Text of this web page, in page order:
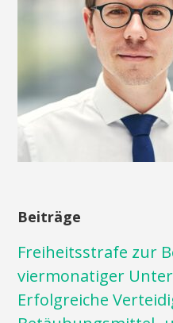
Beiträge
Freiheitsstrafe zur
viermonatiger
Erfolgreiche